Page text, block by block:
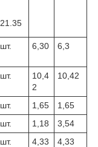
21.35
шт. 6,30 6,3
шт.
10,4
2
10,42
шт. 1,65
1,65
шт. 1,18
3,54
шт. 4,33 4,33